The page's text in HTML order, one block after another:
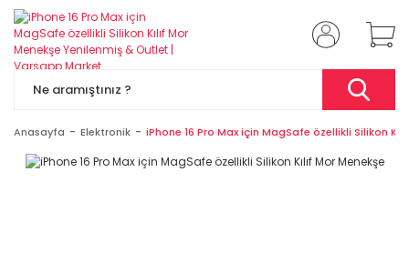
Anasayfa Elektronik iPhone 16 Pro Max için MagSafe özellikli Silikon